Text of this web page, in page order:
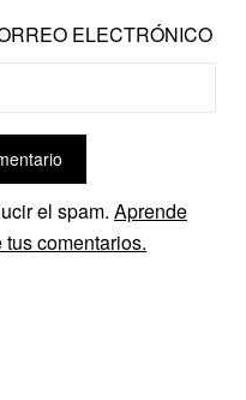
ELECTRÓNICO
el spam. Aprende
comentarios.